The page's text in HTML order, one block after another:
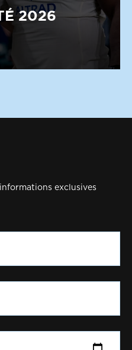
2026
exclusives